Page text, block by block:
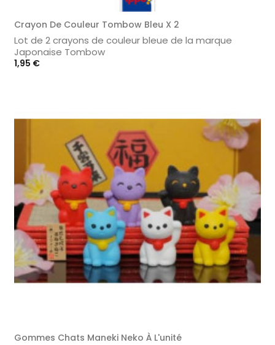
Crayon De Couleur Tombow Bleu X 2
Lot de 2 crayons de couleur bleue de la marque
Japonaise Tombow
Prix
1,95 €
Gommes Chats Maneki Neko À L'unité